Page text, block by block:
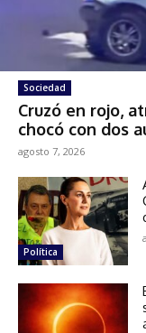
Sociedad
Cruzó en rojo,
chocó con dos
agosto 7, 2026
Política